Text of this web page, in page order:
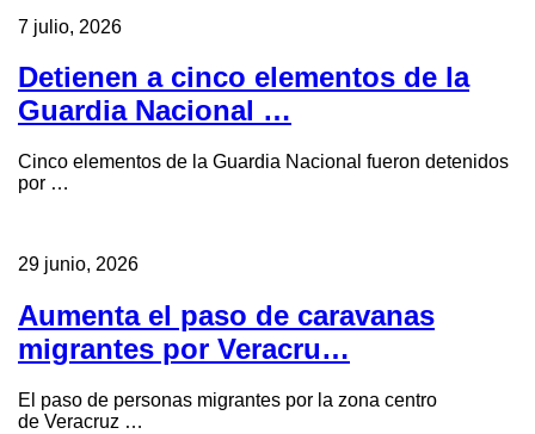
7 julio, 2026
Detienen a cinco elementos de la
Guardia Nacional …
Cinco elementos de la Guardia Nacional fueron detenidos
por …
29 junio, 2026
Aumenta el paso de caravanas
migrantes por Veracru…
El paso de personas migrantes por la zona centro
de Veracruz …